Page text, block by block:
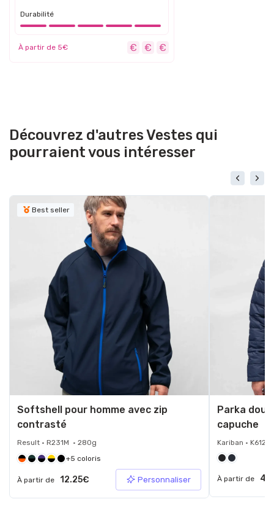
Durabilité
À partir de 5€
Découvrez d'autres Vestes qui
pourraient vous intéresser
Best seller
Softshell pour homme avec zip
contrasté
Result • R231M • 280g
+5 coloris
À partir de 12.25€ Personnaliser
Parka
capuche
Kariban • K6128
À partir de